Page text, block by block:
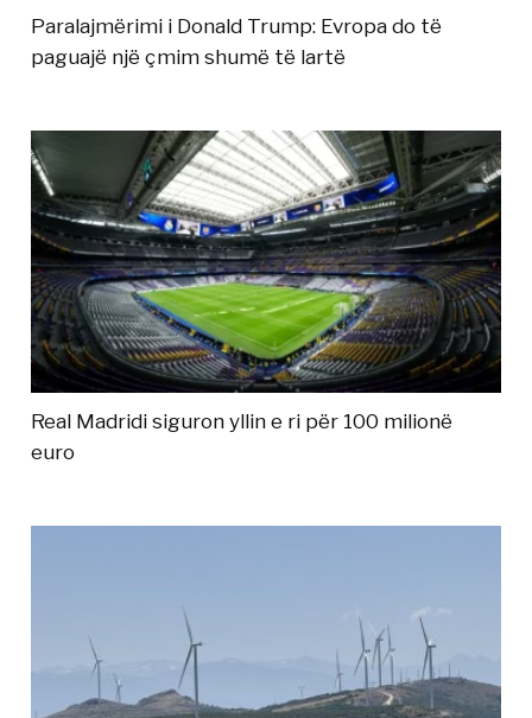
Paralajmërimi i Donald Trump: Evropa do të
paguajë një çmim shumë të lartë
Real Madridi siguron yllin e ri për 100 milionë
euro